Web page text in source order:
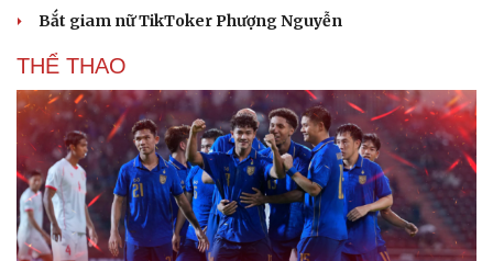
Cải chính
Bắt giam nữ TikToker Phượng Nguyễn
THỂ THAO